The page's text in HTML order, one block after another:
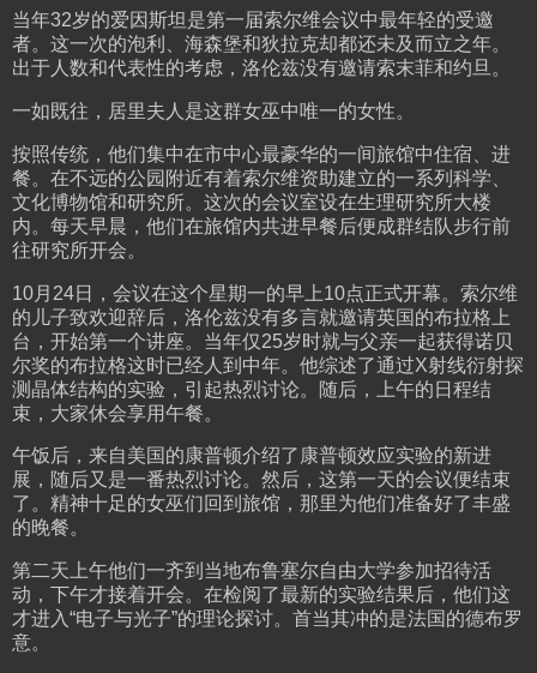
当年32岁的爱因斯坦是第一届索尔维会议中最年轻的受邀
者。这一次的泡利、海森堡和狄拉克却都还未及而立之年。
出于人数和代表性的考虑，洛伦兹没有邀请索末菲和约旦。
一如既往，居里夫人是这群女巫中唯一的女性。
按照传统，他们集中在市中心最豪华的一间旅馆中住宿、进
餐。在不远的公园附近有着索尔维资助建立的一系列科学、
文化博物馆和研究所。这次的会议室设在生理研究所大楼
内。每天早晨，他们在旅馆内共进早餐后便成群结队步行前
往研究所开会。
10月24日，会议在这个星期一的早上10点正式开幕。索尔维
的儿子致欢迎辞后，洛伦兹没有多言就邀请英国的布拉格上
台，开始第一个讲座。当年仅25岁时就与父亲一起获得诺贝
尔奖的布拉格这时已经人到中年。他综述了通过X射线衍射探
测晶体结构的实验，引起热烈讨论。随后，上午的日程结
束，大家休会享用午餐。
午饭后，来自美国的康普顿介绍了康普顿效应实验的新进
展，随后又是一番热烈讨论。然后，这第一天的会议便结束
了。精神十足的女巫们回到旅馆，那里为他们准备好了丰盛
的晚餐。
第二天上午他们一齐到当地布鲁塞尔自由大学参加招待活
动，下午才接着开会。在检阅了最新的实验结果后，他们这
才进入“电子与光子”的理论探讨。首当其冲的是法国的德布罗
意。